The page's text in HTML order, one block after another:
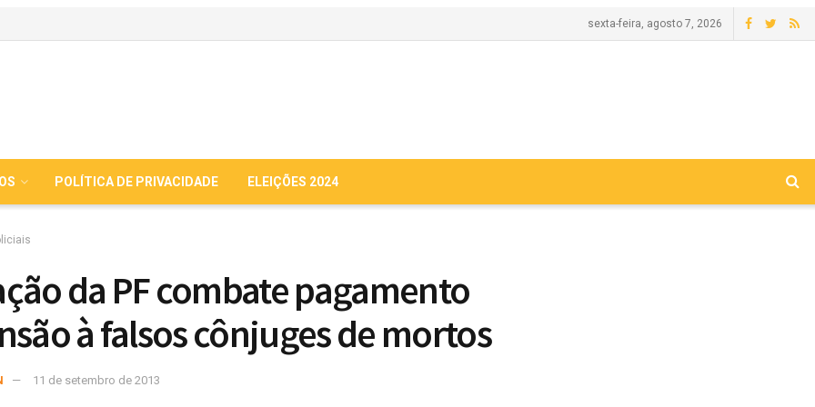
sexta-feira, agosto 7, 2026
POLÍTICA DE PRIVACIDADE ELEIÇÕES 2024
da PF combate pagamento
à falsos cônjuges de mortos
11 de setembro de 2013